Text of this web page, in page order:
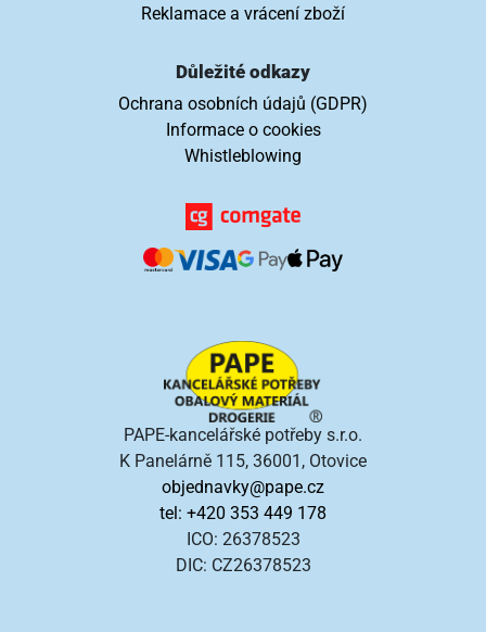
Reklamace a vrácení zboží
Důležité odkazy
Ochrana osobních údajů (GDPR)
Informace o cookies
Whistleblowing
PAPE-kancelářské potřeby s.r.o.
K Panelárně 115, 36001, Otovice
objednavky@pape.cz
tel: +420 353 449 178
ICO: 26378523
DIC: CZ26378523